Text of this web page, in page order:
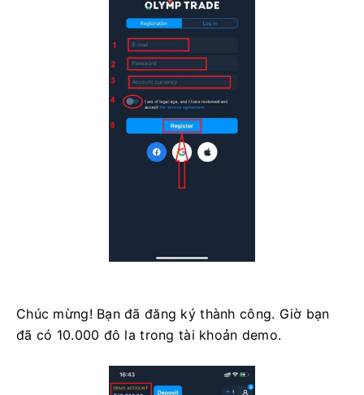
Chúc mừng! Bạn đã đăng ký thành công. Giờ bạn
đã có 10.000 đô la trong tài khoản demo.